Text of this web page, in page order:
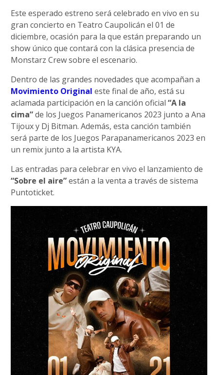
Este esperado estreno será celebrado en vivo en su
gran concierto en Teatro Caupolicán el 01 de
diciembre, ocasión para la que están preparando un
show único que contará con la clásica presencia de
Monstarz Crew sobre el escenario.
Dentro de las grandes novedades que acompañan a
Movimiento Original este final de año, está su
aclamada participación en la canción oficial“A la
cima”de los Juegos Panamericanos 2023 junto a Ana
Tijoux y Dj Bitman. Además, esta canción también
será parte de los Juegos Parapanamericanos 2023 en
un remix junto a la artista KYA.
Las entradas para celebrar en vivo el lanzamiento de
“Sobre el aire”están a la venta a través de sistema
Puntoticket.